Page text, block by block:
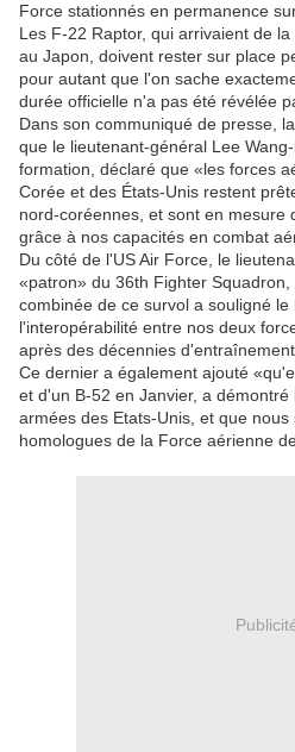
Force stationnés en permanence
Les F-22 Raptor, qui arrivaient de
au Japon, doivent rester sur place
pour autant que l'on sache
durée officielle n'a pas été révélée
Dans son communiqué de presse,
que le lieutenant-général Lee
formation, déclaré que «les forces
Corée et des États-Unis restent
nord-coréennes, et sont en mesure
grâce à nos capacités en combat
Du côté de l'US Air Force, le
«patron» du 36th Fighter
combinée de ce survol a souligné
l'interopérabilité entre nos deux
après des décennies
Ce dernier a également ajouté
et d'un B-52 en Janvier, a
armées des Etats-Unis, et que
homologues de la Force aérienne